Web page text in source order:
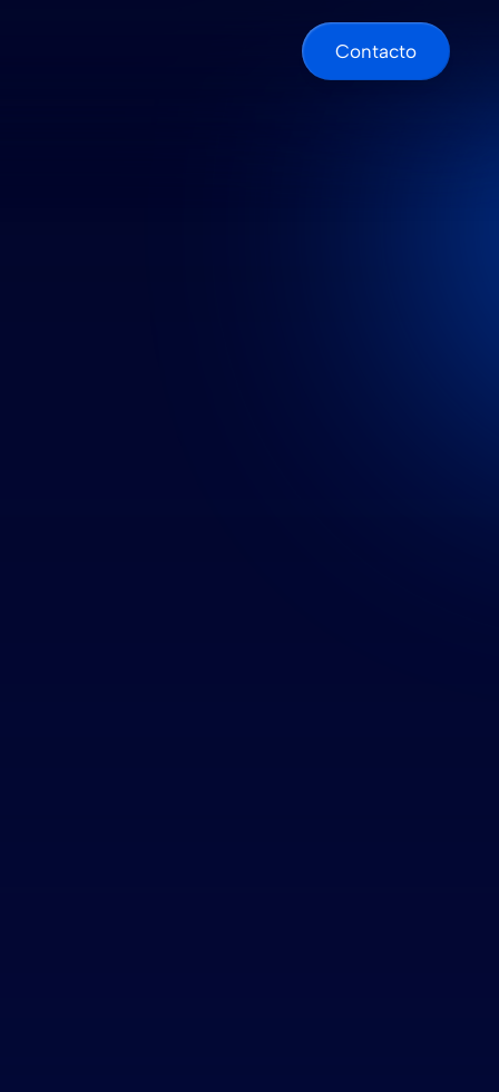
Contacto